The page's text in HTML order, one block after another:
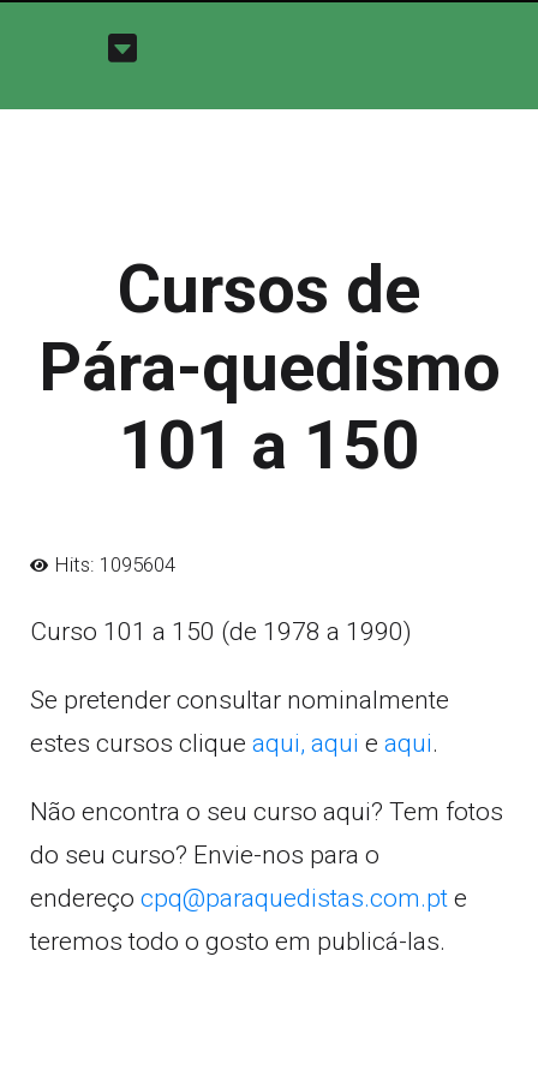
Cursos de
Pára-quedismo
101 a 150
Hits: 1095604
Curso 101 a 150 (de 1978 a 1990)
Se pretender consultar nominalmente
estes cursos clique aqui, aqui e aqui.
Não encontra o seu curso aqui? Tem fotos
do seu curso? Envie-nos para o
endereço cpq@paraquedistas.com.pt e
teremos todo o gosto em publicá-las.